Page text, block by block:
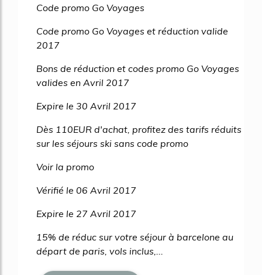
Code promo Go Voyages
Code promo Go Voyages et réduction valide
2017
Bons de réduction et codes promo Go Voyages
valides en Avril 2017
Expire le 30 Avril 2017
Dès 110EUR d'achat, profitez des tarifs réduits
sur les séjours ski sans code promo
Voir la promo
Vérifié le 06 Avril 2017
Expire le 27 Avril 2017
15% de réduc sur votre séjour à barcelone au
départ de paris, vols inclus,...